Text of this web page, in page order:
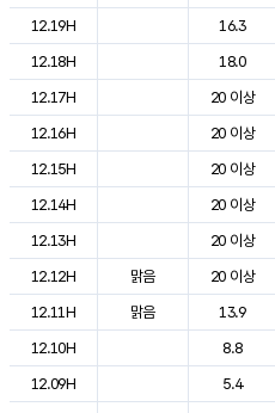
12.19H
16.3
12.18H
18.0
12.17H
20 이상
12.16H
20 이상
12.15H
20 이상
12.14H
20 이상
12.13H
20 이상
12.12H
맑음 20 이상
12.11H
맑음 13.9
12.10H
8.8
12.09H
5.4